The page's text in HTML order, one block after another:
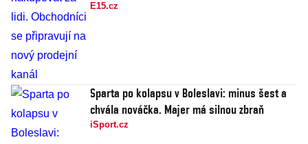
E15.cz
Sparta po kolapsu v Boleslavi: minus šest a
chvála nováčka. Majer má silnou zbraň
iSport.cz